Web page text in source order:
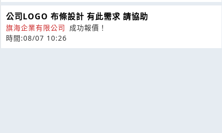
公司LOGO 布條設計 有此需求 請協助
旗海企業有限公司 成功報價！
時間:08/07 10:26